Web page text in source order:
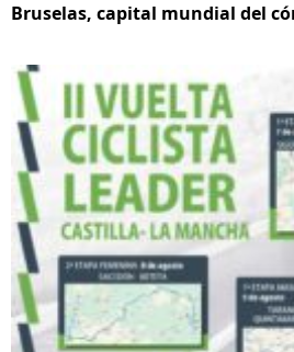
Bruselas, capital mundial del